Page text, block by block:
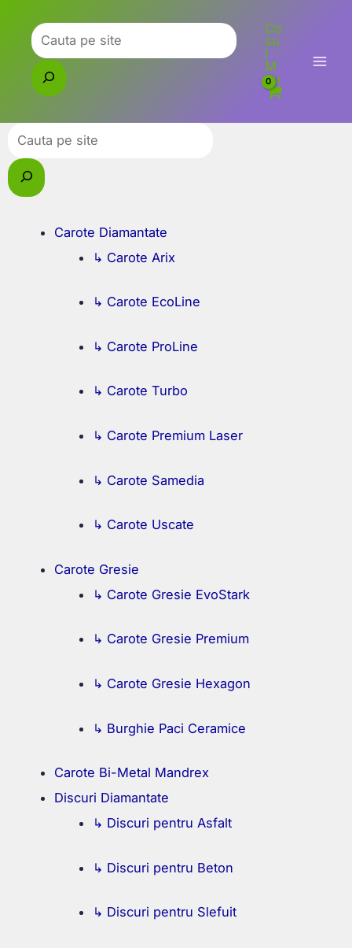
content
Caută
Co
su
l
M
eu
Caută
Carote Diamantate
↳ Carote Arix
↳ Carote EcoLine
↳ Carote ProLine
↳ Carote Turbo
↳ Carote Premium Laser
↳ Carote Samedia
↳ Carote Uscate
Carote Gresie
↳ Carote Gresie EvoStark
↳ Carote Gresie Premium
↳ Carote Gresie Hexagon
↳ Burghie Paci Ceramice
Carote Bi-Metal Mandrex
Discuri Diamantate
↳ Discuri pentru Asfalt
↳ Discuri pentru Beton
↳ Discuri pentru Slefuit